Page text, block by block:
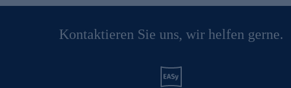
Kontaktieren Sie uns, wir helfen gerne.